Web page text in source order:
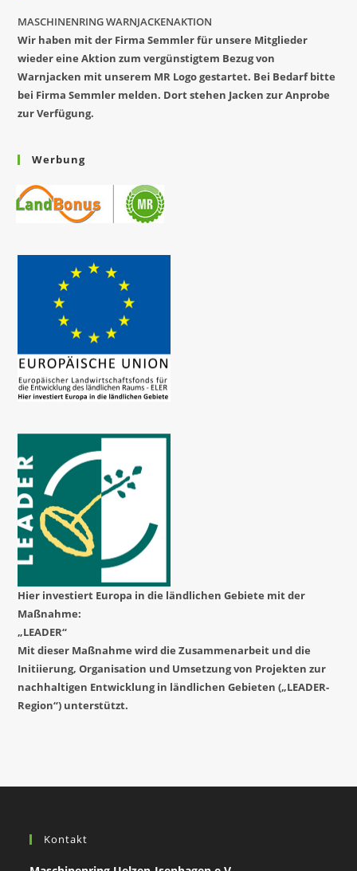
MASCHINENRING WARNJACKENAKTION
Wir haben mit der Firma Semmler für unsere Mitglieder
wieder eine Aktion zum vergünstigtem Bezug von
Warnjacken mit unserem MR Logo gestartet. Bei Bedarf bitte
bei Firma Semmler melden. Dort stehen Jacken zur Anprobe
zur Verfügung.
Werbung
Hier investiert Europa in die ländlichen Gebiete mit der
Maßnahme:
„LEADER“
Mit dieser Maßnahme wird die Zusammenarbeit und die
Initiierung, Organisation und Umsetzung von Projekten zur
nachhaltigen Entwicklung in ländlichen Gebieten („LEADER-
Region“) unterstützt.
Kontakt